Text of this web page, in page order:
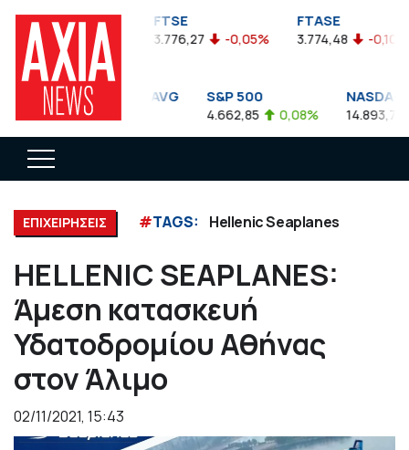
FTSEA
899,47 -0,04%
FTSE
3.776,27 -0,05%
FTASE
3.774,48 -0,10%
DOW JONES INDUS. AVG
35.911,81 -0,56%
S&P 500
4.662,85 0,08%
NASDAQ
14.893,75
ΕΠΙΧΕΙΡΗΣΕΙΣ #TAGS: Hellenic Seaplanes
HELLENIC SEAPLANES:
Άμεση κατασκευή
Υδατοδρομίου Αθήνας
στον Άλιμο
02/11/2021, 15:43